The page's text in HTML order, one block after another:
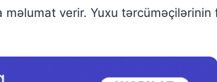
verir. Yuxu